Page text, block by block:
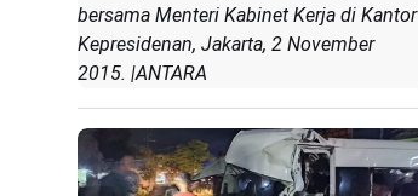
bersama Menteri Kabinet Kerja di Kantor
Kepresidenan, Jakarta, 2 November
2015. |ANTARA